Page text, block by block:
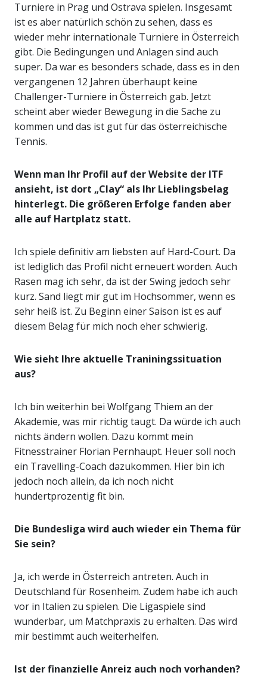
Turniere in Prag und Ostrava spielen. Insgesamt
ist es aber natürlich schön zu sehen, dass es
wieder mehr internationale Turniere in Österreich
gibt. Die Bedingungen und Anlagen sind auch
super. Da war es besonders schade, dass es in den
vergangenen 12 Jahren überhaupt keine
Challenger-Turniere in Österreich gab. Jetzt
scheint aber wieder Bewegung in die Sache zu
kommen und das ist gut für das österreichische
Tennis.
Wenn man Ihr Profil auf der Website der ITF
ansieht, ist dort „Clay“ als Ihr Lieblingsbelag
hinterlegt. Die größeren Erfolge fanden aber
alle auf Hartplatz statt.
Ich spiele definitiv am liebsten auf Hard-Court. Da
ist lediglich das Profil nicht erneuert worden. Auch
Rasen mag ich sehr, da ist der Swing jedoch sehr
kurz. Sand liegt mir gut im Hochsommer, wenn es
sehr heiß ist. Zu Beginn einer Saison ist es auf
diesem Belag für mich noch eher schwierig.
Wie sieht Ihre aktuelle Traniningssituation
aus?
Ich bin weiterhin bei Wolfgang Thiem an der
Akademie, was mir richtig taugt. Da würde ich auch
nichts ändern wollen. Dazu kommt mein
Fitnesstrainer Florian Pernhaupt. Heuer soll noch
ein Travelling-Coach dazukommen. Hier bin ich
jedoch noch allein, da ich noch nicht
hundertprozentig fit bin.
Die Bundesliga wird auch wieder ein Thema für
Sie sein?
Ja, ich werde in Österreich antreten. Auch in
Deutschland für Rosenheim. Zudem habe ich auch
vor in Italien zu spielen. Die Ligaspiele sind
wunderbar, um Matchpraxis zu erhalten. Das wird
mir bestimmt auch weiterhelfen.
Ist der finanzielle Anreiz auch noch vorhanden?